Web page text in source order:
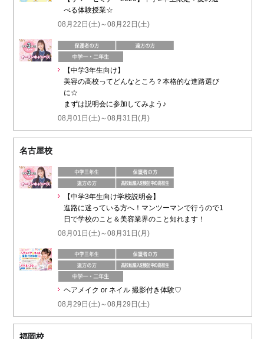
べる体験授業☆
08月22日(土)～08月22日(土)
【中学3年生向け】
美容の高校ってどんなところ？本格的な進路選び
に☆
まずは説明会に参加してみよう♪
08月01日(土)～08月31日(月)
名古屋校
【中学3年生向け学校説明会】
進路に迷っている方へ！マンツーマンで行うので1
日で学校のこと＆美容業界のこと知れます！
08月01日(土)～08月31日(月)
ヘアメイク or ネイル 撮影付き体験♡
08月29日(土)～08月29日(土)
福岡校